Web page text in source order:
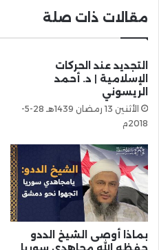
مقالات ذات صلة
التجديد عند الحركات
الإسلامية | د. أحمد
الريسوني
الأثنين 13 رمضان 1439هـ 28-5-
2018م
بماذا أوصى الشيخ الددو